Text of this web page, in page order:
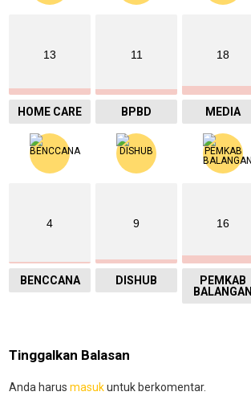
13
HOME CARE
11
BPBD
18
MEDIA
4
BENCCANA
9
DISHUB
16
PEMKAB
BALANGAN
Tinggalkan Balasan
Anda harus masukuntuk berkomentar.